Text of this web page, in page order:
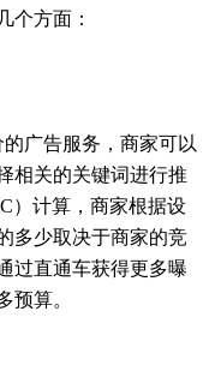
个方面：
广告服务，商家可以
相关的关键词进行推
）计算，商家根据设
多少取决于商家的竞
过直通车获得更多曝
预算。